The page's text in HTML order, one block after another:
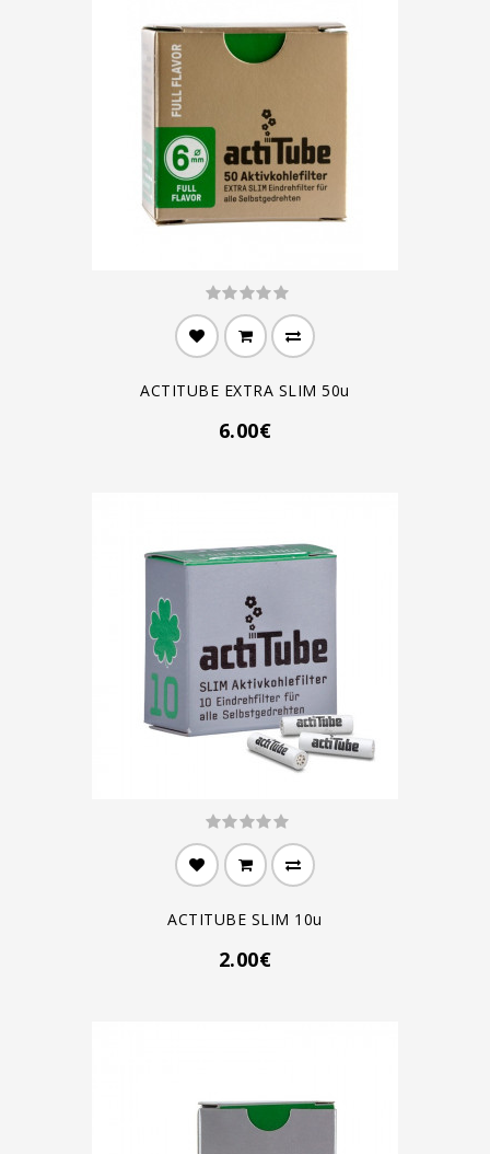
ACTITUBE EXTRA SLIM 50u
6.00€
ACTITUBE SLIM 10u
2.00€